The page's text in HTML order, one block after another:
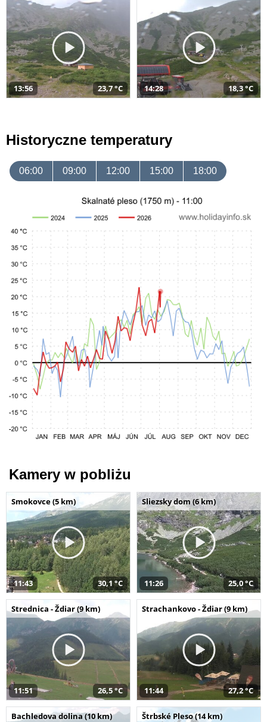
13:56 23,7 °C 14:28 18,3 °C
Historyczne temperatury
06:00 09:00 12:00 15:00 18:00
Kamery w pobliżu
Smokovce (5 km)
11:43 30,1 °C
Sliezsky dom (6 km)
11:26 25,0 °C
Strednica - Ždiar (9 km)
11:51 26,5 °C
Strachankovo - Ždiar (9 km)
11:44 27,2 °C
Bachledova dolina (10 km) Štrbské Pleso (14 km)